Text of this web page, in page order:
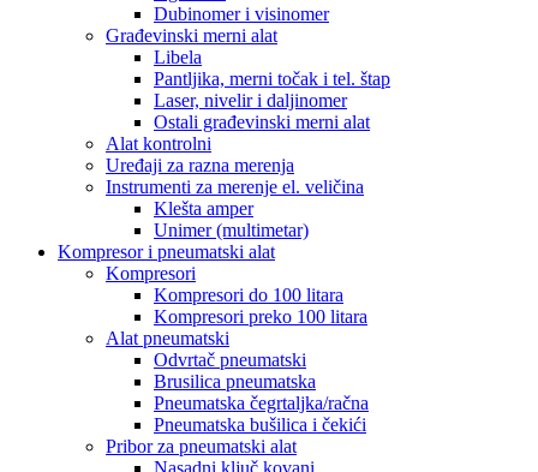
Dubinomer i visinomer
Građevinski merni alat
Libela
Pantljika, merni točak i tel. štap
Laser, nivelir i daljinomer
Ostali građevinski merni alat
Alat kontrolni
Uređaji za razna merenja
Instrumenti za merenje el. veličina
Klešta amper
Unimer (multimetar)
Kompresor i pneumatski alat
Kompresori
Kompresori do 100 litara
Kompresori preko 100 litara
Alat pneumatski
Odvrtač pneumatski
Brusilica pneumatska
Pneumatska čegrtaljka/račna
Pneumatska bušilica i čekići
Pribor za pneumatski alat
Nasadni ključ kovani